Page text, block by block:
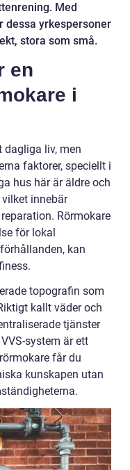
Med
dessa yrkespersoner
stora som små.
en
i
dagliga liv, men
faktorer, speciellt i
hus här är äldre och
innebär
Rörmokare
för lokal
kan
topografin som
kallt väder och
tjänster
system är ett
får du
kunskapen utan